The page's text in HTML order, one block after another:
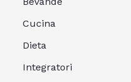
Cucina
Dieta
Integratori